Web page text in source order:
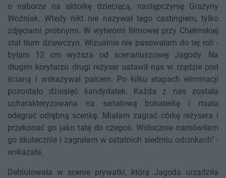
o naborze na aktorkę dziecięcą, następczynię Grażyny
Woźniak. Wtedy nikt nie nazywał tego castingiem, tylko
zdjęciami próbnymi. W wytwórni filmowej przy Chełmskiej
stał tłum dziewczyn. Wizualnie nie pasowałam do tej roli -
byłam 12 cm wyższa od scenariuszowej Jagody. Na
długim korytarzu drugi reżyser ustawił nas w rzędzie pod
ścianą i wskazywał palcem. Po kilku etapach eliminacji
pozostało dziesięć kandydatek. Każda z nas została
ucharakteryzowana na serialową bohaterkę i miała
odegrać odrębną scenkę. Miałam zagrać córkę reżysera i
przekonać go jako tatę do czegoś. Widocznie namówiłam
go skutecznie i zagrałam w ostatnich siedmiu odcinkach" -
wskazała.
Debiutowała w scenie prywatki, którą Jagoda urządziła